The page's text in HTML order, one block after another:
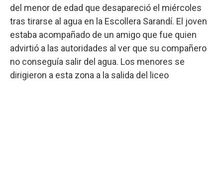
del menor de edad que desapareció el miércoles
tras tirarse al agua en la Escollera Sarandí. El joven
estaba acompañado de un amigo que fue quien
advirtió a las autoridades al ver que su compañero
no conseguía salir del agua. Los menores se
dirigieron a esta zona a la salida del liceo